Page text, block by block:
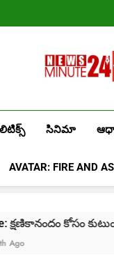
సినిమా
AVATAR: FIRE AND
కోసం కుటుంబాల